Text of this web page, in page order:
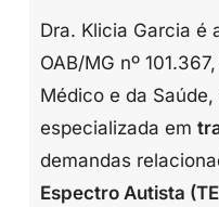
Dra. Klicia Garcia é
OAB/MG nº
Médico e da
especializada em
demandas
Espectro Autista